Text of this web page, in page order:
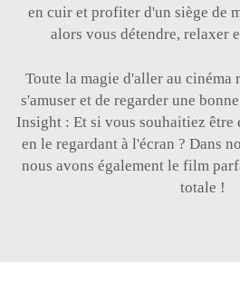
en cuir et profiter d'un siège de
alors vous détendre, relaxer
Toute la magie d'aller au cinéma
s'amuser et de regarder une
Insight : Et si vous souhaitiez être
en le regardant à l'écran ? Dans
nous avons également le film
totale !